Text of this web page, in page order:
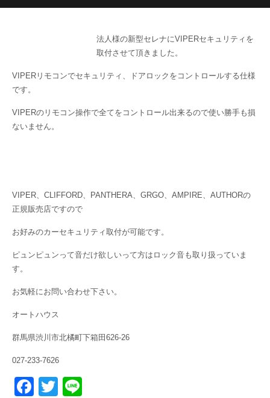
法人様の新型セレナにVIPERセキュリティを
取付させて頂きました。
VIPERリモコンでセキュリティ、ドアロックをコントロールする仕様
です。
VIPERのリモコン操作で全てをコントロール出来るので使い勝手も損
ないません。
VIPER、CLIFFORD、PANTHERA、GRGO、AMPIRE、AUTHORの
正規販売店ですので
お好みのカーセキュリティ取付が可能です。
ピュンピュンって音だけ欲しいって方はロック音も取り扱っていま
す。
お気軽にお問い合わせ下さい。
オートハウス
群馬県渋川市北橘町下箱田626-26
027-233-7626
F
T